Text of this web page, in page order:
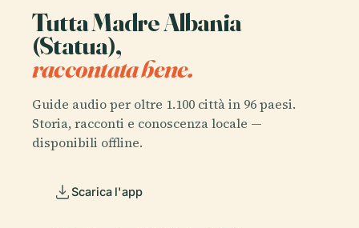
Tutta Madre Albania
(Statua),
raccontata bene.
Guide audio per oltre 1.100 città in 96 paesi.
Storia, racconti e conoscenza locale —
disponibili offline.
Scarica l'app